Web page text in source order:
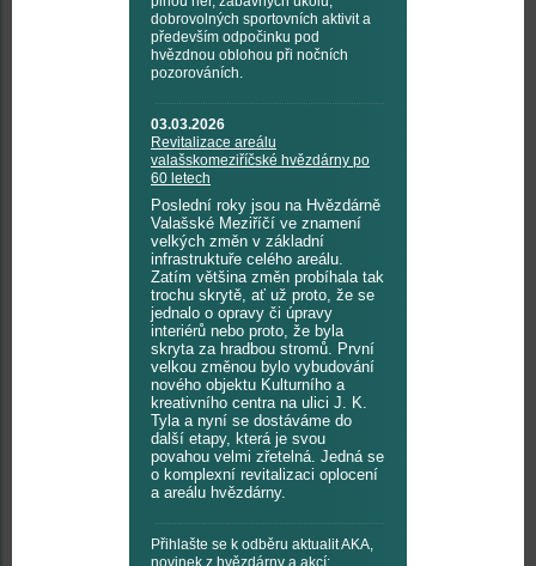
dobrovolných sportovních aktivit a
především odpočinku pod
hvězdnou oblohou při nočních
pozorováních.
03.03.2026
Revitalizace areálu
valašskomeziříčské hvězdárny po
60 letech
Poslední roky jsou na Hvězdárně
Valašské Meziříčí ve znamení
velkých změn v základní
infrastruktuře celého areálu.
Zatím většina změn probíhala tak
trochu skrytě, ať už proto, že se
jednalo o opravy či úpravy
interiérů nebo proto, že byla
skryta za hradbou stromů. První
velkou změnou bylo vybudování
nového objektu Kulturního a
kreativního centra na ulici J. K.
Tyla a nyní se dostáváme do
další etapy, která je svou
povahou velmi zřetelná. Jedná se
o komplexní revitalizaci oplocení
a areálu hvězdárny.
Přihlašte se k odběru aktualit AKA,
novinek z hvězdárny a akcí: